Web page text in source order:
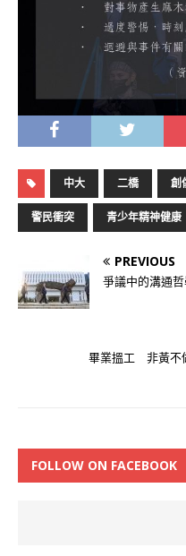
中大 二橋 創
警民衝突 青少年精神健康
PREVIOUS
爭議中的溝通
畢業搵工 非黃不
FOLLOW ON FACEBOOK